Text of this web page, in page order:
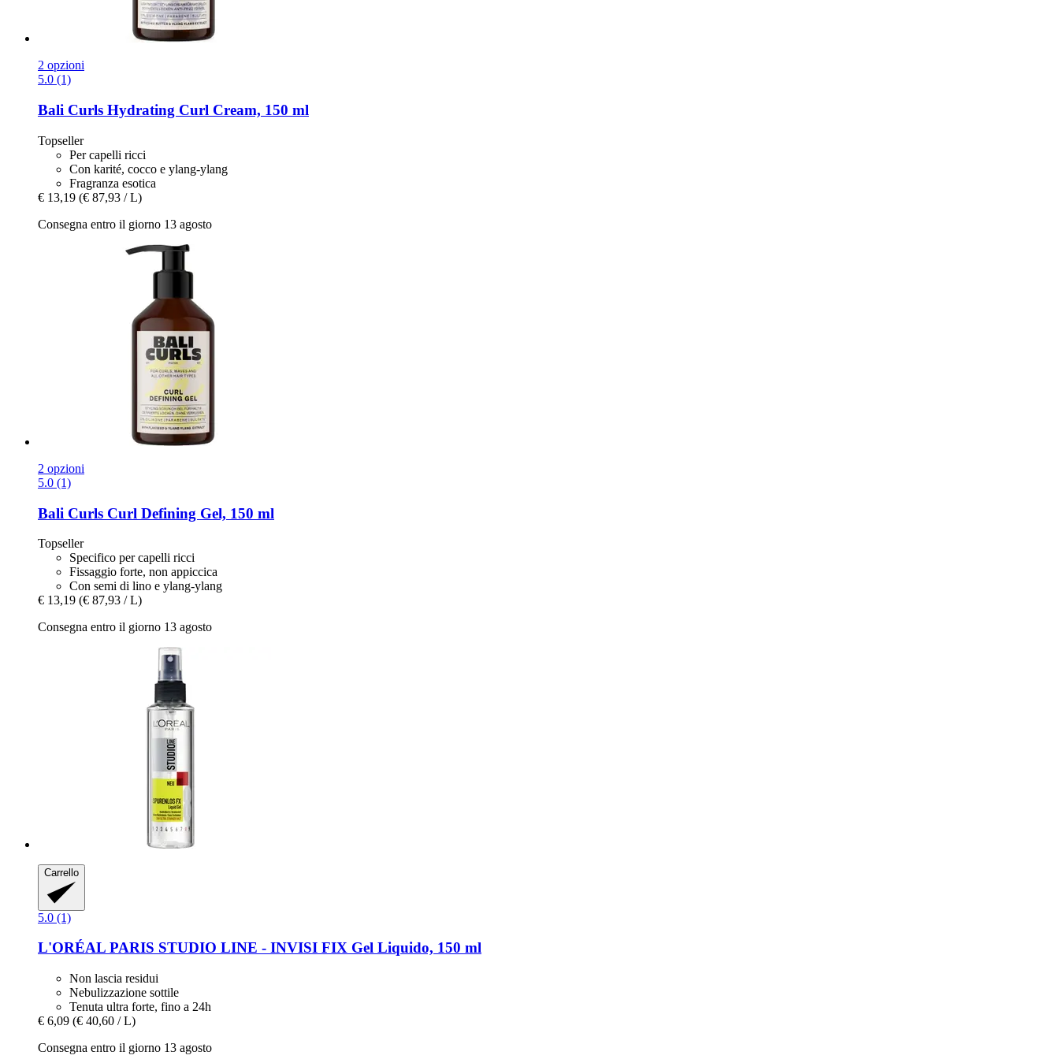
2 opzioni
5.0 (1)
Bali Curls Hydrating Curl Cream, 150 ml
Topseller
Per capelli ricci
Con karité, cocco e ylang-ylang
Fragranza esotica
€ 13,19 (€ 87,93 / L)
Consegna entro il giorno 13 agosto
2 opzioni
5.0 (1)
Bali Curls Curl Defining Gel, 150 ml
Topseller
Specifico per capelli ricci
Fissaggio forte, non appiccica
Con semi di lino e ylang-ylang
€ 13,19 (€ 87,93 / L)
Consegna entro il giorno 13 agosto
Carrello
5.0 (1)
L'ORÉAL PARIS STUDIO LINE -​ INVISI FIX Gel Liquido, 150 ml
Non lascia residui
Nebulizzazione sottile
Tenuta ultra forte, fino a 24h
€ 6,09 (€ 40,60 / L)
Consegna entro il giorno 13 agosto